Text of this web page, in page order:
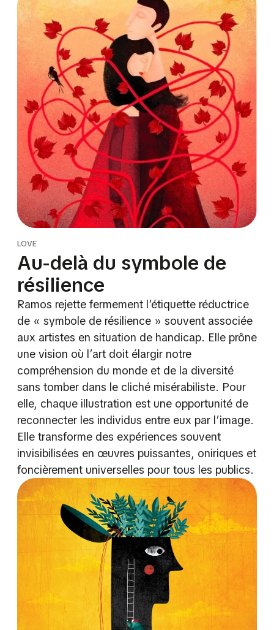
LOVE
Au-delà du symbole de
résilience
Ramos rejette fermement l’étiquette réductrice
de « symbole de résilience » souvent associée
aux artistes en situation de handicap. Elle prône
une vision où l’art doit élargir notre
compréhension du monde et de la diversité
sans tomber dans le cliché misérabiliste. Pour
elle, chaque illustration est une opportunité de
reconnecter les individus entre eux par l’image.
Elle transforme des expériences souvent
invisibilisées en œuvres puissantes, oniriques et
foncièrement universelles pour tous les publics.